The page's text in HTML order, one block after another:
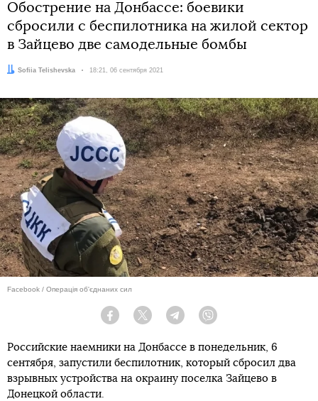
Обострение на Донбассе: боевики
сбросили с беспилотника на жилой сектор
в Зайцево две самодельные бомбы
Автор:
Sofiia Telishevska Дата:
18:21, 06 сентября 2021
Facebook / Операція об'єднаних сил
Facebook Twitter Telegram
Российские наемники на Донбассе в понедельник, 6
сентября, запустили беспилотник, который сбросил два
взрывных устройства на окраину поселка Зайцево в
Донецкой области.